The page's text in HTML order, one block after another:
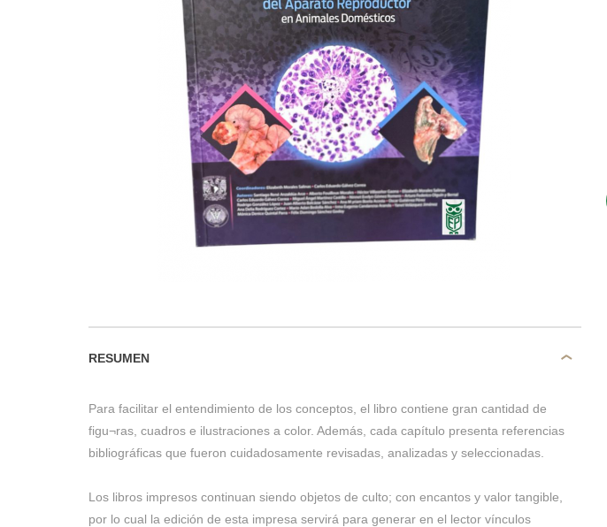
RESUMEN
Para facilitar el entendimiento de los conceptos, el libro contiene gran cantidad de
figu¬ras, cuadros e ilustraciones a color. Además, cada capítulo presenta referencias
bibliográficas que fueron cuidadosamente revisadas, analizadas y seleccionadas.
Los libros impresos continuan siendo objetos de culto; con encantos y valor tangible,
por lo cual la edición de esta impresa servirá para generar en el lector vínculos